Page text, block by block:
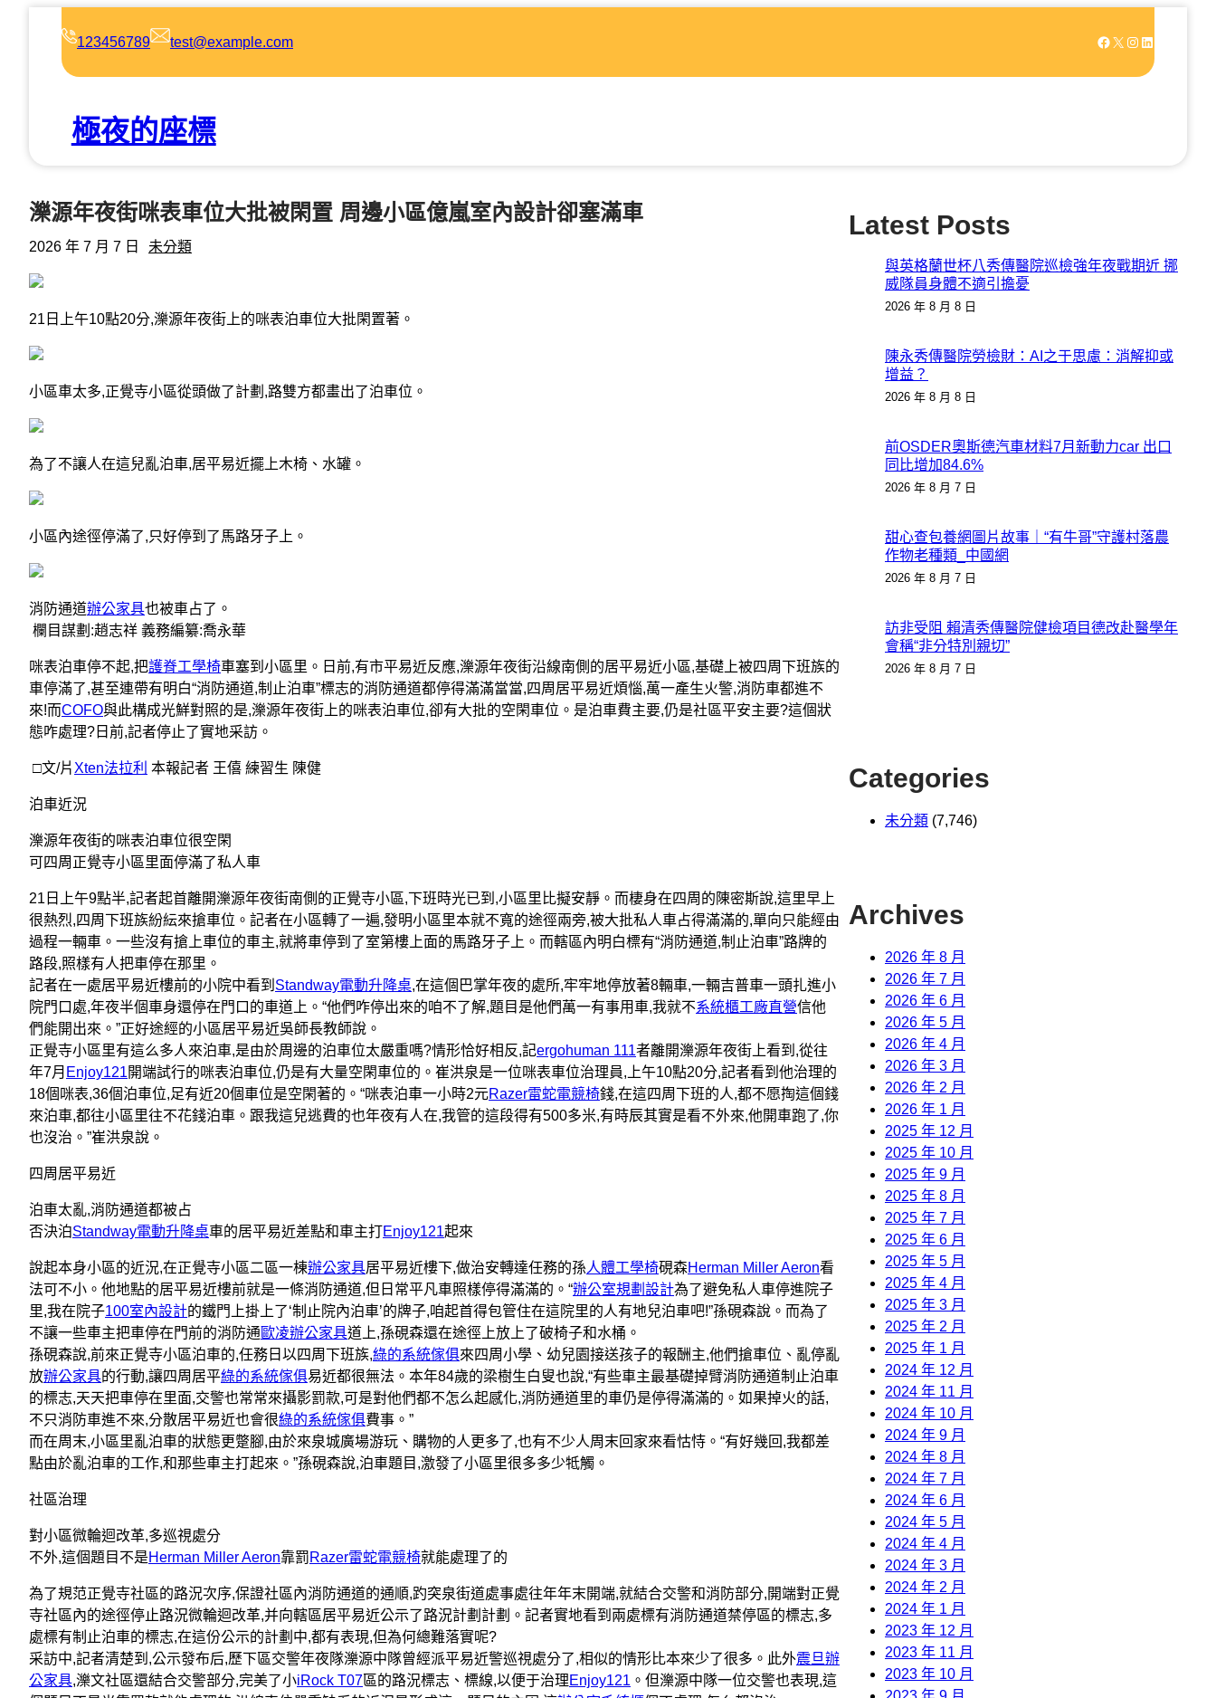
123456789 test@example.com Facebook X Instagram LinkedIn
極夜的座標
濼源年夜街咪表車位大批被閑置 周邊小區億嵐室內設計卻塞滿車
2026 年 7 月 7 日 未分類
21日上午10點20分,濼源年夜街上的咪表泊車位大批閑置著。
小區車太多,正覺寺小區從頭做了計劃,路雙方都畫出了泊車位。
為了不讓人在這兒亂泊車,居平易近擺上木椅、水罐。
小區內途徑停滿了,只好停到了馬路牙子上。
消防通道辦公家具也被車占了。
欄目謀劃:趙志祥 義務編纂:喬永華
咪表泊車停不起,把護脊工學椅車塞到小區里。日前,有市平易近反應,濼源年夜街沿線南側的居平易近小區,基礎上被四周下班族的
車停滿了,甚至連帶有明白“消防通道,制止泊車”標志的消防通道都停得滿滿當當,四周居平易近煩惱,萬一產生火警,消防車都進不
來!而COFO與此構成光鮮對照的是,濼源年夜街上的咪表泊車位,卻有大批的空閑車位。是泊車費主要,仍是社區平安主要?這個狀
態咋處理?日前,記者停止了實地采訪。
□文/片 Xten法拉利 本報記者 王僖 練習生 陳健
泊車近況
濼源年夜街的咪表泊車位很空閑
可四周正覺寺小區里面停滿了私人車
21日上午9點半,記者起首離開濼源年夜街南側的正覺寺小區,下班時光已到,小區里比擬安靜。而棲身在四周的陳密斯說,這里早上
很熱烈,四周下班族紛紜來搶車位。記者在小區轉了一遍,發明小區里本就不寬的途徑兩旁,被大批私人車占得滿滿的,單向只能經由
過程一輛車。一些沒有搶上車位的車主,就將車停到了室第樓上面的馬路牙子上。而轄區內明白標有“消防通道,制止泊車”路牌的
路段,照樣有人把車停在那里。
記者在一處居平易近樓前的小院中看到 Standway電動升降桌,在這個巴掌年夜的處所,牢牢地停放著8輛車,一輛吉普車一頭扎進小
院門口處,年夜半個車身還停在門口的車道上。“他們咋停出來的咱不了解,題目是他們萬一有事用車,我就不系統櫃工廠直營信他
們能開出來。”正好途經的小區居平易近吳師長教師說。
正覺寺小區里有這么多人來泊車,是由於周邊的泊車位太嚴重嗎?情形恰好相反,記ergohuman 111者離開濼源年夜街上看到,從往
年7月 Enjoy121開端試行的咪表泊車位,仍是有大量空閑車位的。崔洪泉是一位咪表車位治理員,上午10點20分,記者看到他治理的
18個咪表,36個泊車位,足有近20個車位是空閑著的。“咪表泊車一小時2元Razer雷蛇電競椅錢,在這四周下班的人,都不愿掏這個錢
來泊車,都往小區里往不花錢泊車。跟我這兒逃費的也年夜有人在,我管的這段得有500多米,有時辰其實是看不外來,他開車跑了,你
也沒治。”崔洪泉說。
四周居平易近
泊車太亂,消防通道都被占
否決泊Standway電動升降桌車的居平易近差點和車主打Enjoy121起來
說起本身小區的近況,在正覺寺小區二區一棟辦公家具居平易近樓下,做治安轉達任務的孫人體工學椅硯森Herman Miller Aeron看
法可不小。他地點的居平易近樓前就是一條消防通道,但日常平凡車照樣停得滿滿的。“辦公室規劃設計為了避免私人車停進院子
里,我在院子100室內設計的鐵門上掛上了‘制止院內泊車’的牌子,咱起首得包管住在這院里的人有地兒泊車吧!”孫硯森說。而為了
不讓一些車主把車停在門前的消防通歐凌辦公家具道上,孫硯森還在途徑上放上了破椅子和水桶。
孫硯森說,前來正覺寺小區泊車的,任務日以四周下班族,綠的系統傢俱來四周小學、幼兒園接送孩子的報酬主,他們搶車位、亂停亂
放辦公家具的行動,讓四周居平綠的系統傢俱易近都很無法。本年84歲的梁樹生白叟也說,“有些車主最基礎掉臂消防通道制止泊車
的標志,天天把車停在里面,交警也常常來攝影罰款,可是對他們都不怎么起感化,消防通道里的車仍是停得滿滿的。如果掉火的話,
不只消防車進不來,分散居平易近也會很綠的系統傢俱費事。”
而在周末,小區里亂泊車的狀態更蹩腳,由於來泉城廣場游玩、購物的人更多了,也有不少人周末回家來看怙恃。“有好幾回,我都差
點由於亂泊車的工作,和那些車主打起來。”孫硯森說,泊車題目,激發了小區里很多多少牴觸。
社區治理
對小區微輪迴改革,多巡視處分
不外,這個題目不是Herman Miller Aeron靠罰Razer雷蛇電競椅就能處理了的
為了規范正覺寺社區的路況次序,保證社區內消防通道的通順,趵突泉街道處事處往年年末開端,就結合交警和消防部分,開端對正覺
寺社區內的途徑停止路況微輪迴改革,并向轄區居平易近公示了路況計劃計劃。記者實地看到兩處標有消防通道禁停區的標志,多
處標有制止泊車的標志,在這份公示的計劃中,都有表現,但為何總難落實呢?
采訪中,記者清楚到,公示發布后,歷下區交警年夜隊濼源中隊曾經派平易近警巡視處分了,相似的情形比本來少了很多。此外震旦辦
公家具,濼文社區還結合交警部分,完美了小iRock T07區的路況標志、標線,以便于治理Enjoy121 。但濼源中隊一位交警也表現,這
Latest Posts
與英格蘭世杯八秀傳醫院巡檢強年夜戰期近 挪
威隊員身體不適引擔憂
2026 年 8 月 8 日
陳永秀傳醫院勞檢財：AI之于思慮：消解抑或
增益？
2026 年 8 月 8 日
前OSDER奧斯德汽車材料7月新動力car 出口
同比增加84.6%
2026 年 8 月 7 日
甜心查包養網圖片故事｜“有牛哥”守護村落農
作物老種類_中國網
2026 年 8 月 7 日
訪非受阻 賴清秀傳醫院健檢項目德改赴醫學年
會稱“非分特別親切”
2026 年 8 月 7 日
Categories
未分類 (7,746)
Archives
2026 年 8 月
2026 年 7 月
2026 年 6 月
2026 年 5 月
2026 年 4 月
2026 年 3 月
2026 年 2 月
2026 年 1 月
2025 年 12 月
2025 年 10 月
2025 年 9 月
2025 年 8 月
2025 年 7 月
2025 年 6 月
2025 年 5 月
2025 年 4 月
2025 年 3 月
2025 年 2 月
2025 年 1 月
2024 年 12 月
2024 年 11 月
2024 年 10 月
2024 年 9 月
2024 年 8 月
2024 年 7 月
2024 年 6 月
2024 年 5 月
2024 年 4 月
2024 年 3 月
2024 年 2 月
2024 年 1 月
2023 年 12 月
2023 年 11 月
2023 年 10 月